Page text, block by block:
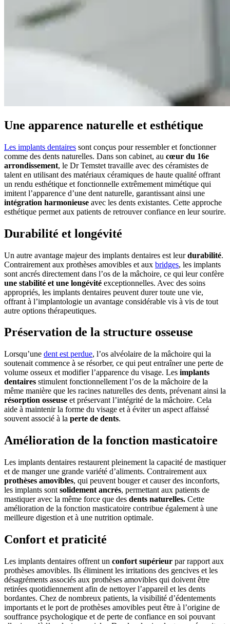
Une apparence naturelle et esthétique
Les implants dentaires sont conçus pour ressembler et fonctionner
comme des dents naturelles. Dans son cabinet, au cœur du 16e
arrondissement, le Dr Temstet travaille avec des céramistes de
talent en utilisant des matériaux céramiques de haute qualité offrant
un rendu esthétique et fonctionnelle extrêmement mimétique qui
imitent l’apparence d’une dent naturelle, garantissant ainsi une
intégration harmonieuse avec les dents existantes. Cette approche
esthétique permet aux patients de retrouver confiance en leur sourire.
Durabilité et longévité
Un autre avantage majeur des implants dentaires est leurdurabilité.
Contrairement aux prothèses amovibles et aux bridges, les implants
sont ancrés directement dans l’os de la mâchoire, ce qui leur confère
une stabilité et une longévité exceptionnelles. Avec des soins
appropriés, les implants dentaires peuvent durer toute une vie,
offrant à l’implantologie un avantage considérable vis à vis de tout
autre options thérapeutiques.
Préservation de la structure osseuse
Lorsqu’une dent est perdue, l’os alvéolaire de la mâchoire qui la
soutenait commence à se résorber, ce qui peut entraîner une perte de
volume osseux et modifier l’apparence du visage. Les implants
dentaires stimulent fonctionnellement l’os de la mâchoire de la
même manière que les racines naturelles des dents, prévenant ainsi la
résorption osseuse et préservant l’intégrité de la mâchoire. Cela
aide à maintenir la forme du visage et à éviter un aspect affaissé
souvent associé à la perte de dents.
Amélioration de la fonction masticatoire
Les implants dentaires restaurent pleinement la capacité de mastiquer
et de manger une grande variété d’aliments. Contrairement aux
prothèses amovibles, qui peuvent bouger et causer des inconforts,
les implants sont solidement ancrés, permettant aux patients de
mastiquer avec la même force que des dents naturelles. Cette
amélioration de la fonction masticatoire contribue également à une
meilleure digestion et à une nutrition optimale.
Confort et praticité
Les implants dentaires offrent un confort supérieur par rapport aux
prothèses amovibles. Ils éliminent les irritations des gencives et les
désagréments associés aux prothèses amovibles qui doivent être
retirées quotidiennement afin de nettoyer l’appareil et les dents
bordantes. Chez de nombreux patients, la visibilité d’édentements
importants et le port de prothèses amovibles peut être à l’origine de
souffrance psychologique et de perte de confiance en soi pouvant